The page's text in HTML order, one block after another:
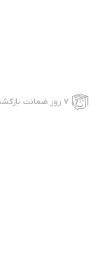
۷ روز ضمانت بازگشت کالا